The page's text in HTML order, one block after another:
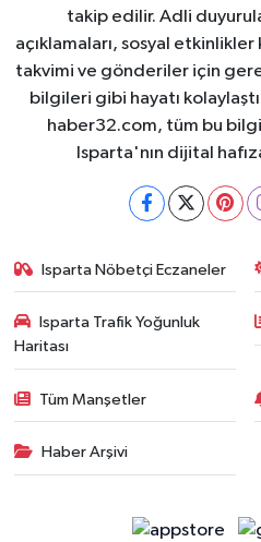
takip edilir. Adli
açıklamaları, sosyal
takvimi ve gönderiler için
bilgileri gibi hayatı
haber32.com, tüm bu
Isparta'nın dijital
Isparta Nöbetçi Eczaneler
Isparta Trafik Yoğunluk
Haritası
Tüm Manşetler
Haber Arşivi